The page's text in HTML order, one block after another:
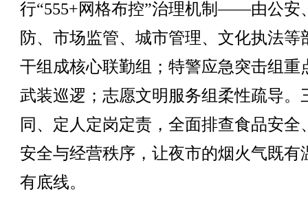
行“555+网格布控”治理机制——由公安
防、市场监管、城市管理、文化执法等
干组成核心联勤组；特警应急突击组重
武装巡逻；志愿文明服务组柔性疏导。
同、定人定岗定责，全面排查食品安全
安全与经营秩序，让夜市的烟火气既有
有底线。